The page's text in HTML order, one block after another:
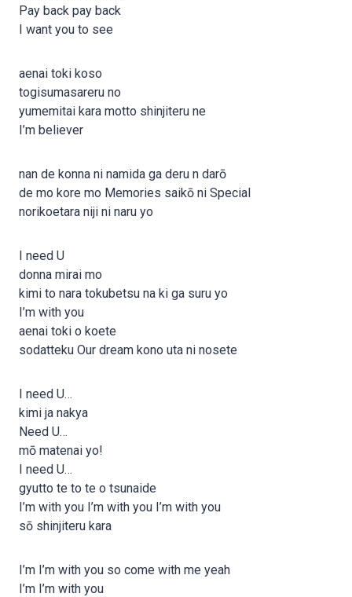
Pay back pay back
I want you to see
aenai toki koso
togisumasareru no
yumemitai kara motto shinjiteru ne
I’m believer
nan de konna ni namida ga deru n darō
de mo kore mo Memories saikō ni Special
norikoetara niji ni naru yo
I need U
donna mirai mo
kimi to nara tokubetsu na ki ga suru yo
I’m with you
aenai toki o koete
sodatteku Our dream kono uta ni nosete
I need U…
kimi ja nakya
Need U…
mō matenai yo!
I need U…
gyutto te to te o tsunaide
I’m with you I’m with you I’m with you
sō shinjiteru kara
I’m I’m with you so come with me yeah
I’m I’m with you